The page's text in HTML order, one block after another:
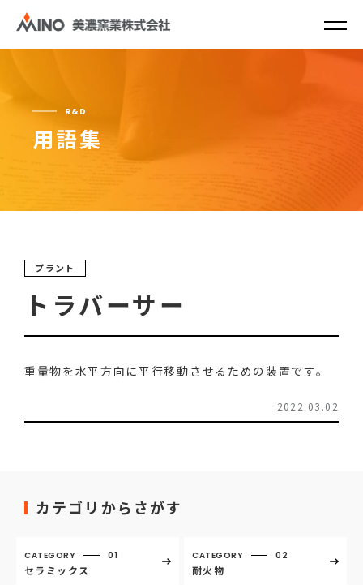
R&D
用語集
プラント
トラバーサー
重量物を水平方向に平行移動させるための装置です。
2022.03.02
カテゴリからさがす
CATEGORY 01
セラミックス
CATEGORY 02
耐火物